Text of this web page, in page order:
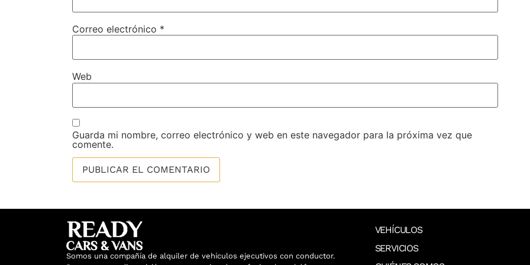
Correo electrónico *
Web
Guarda mi nombre, correo electrónico y web en este navegador para la próxima vez que
comente.
Somos una compañía de alquiler de vehículos ejecutivos con conductor.
VEHÍCULOS
SERVICIOS